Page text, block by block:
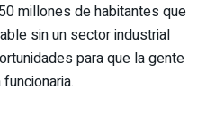
millones de habitantes que
sin un sector industrial
para que la gente